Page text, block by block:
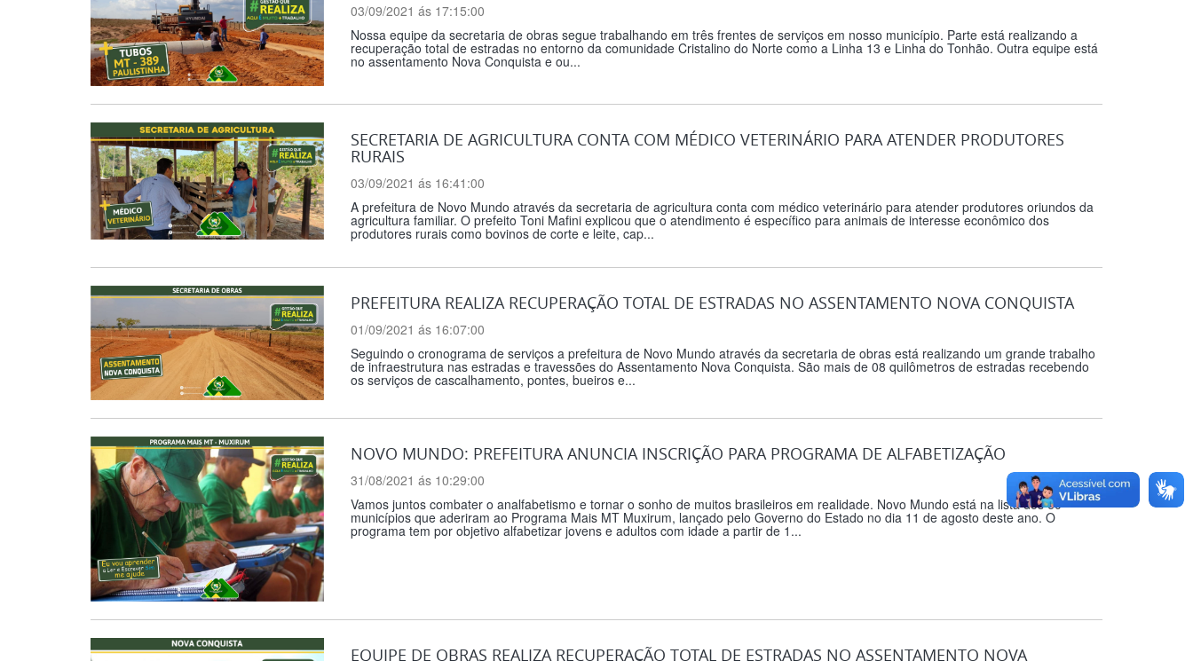
03/09/2021 ás 17:15:00
Nossa equipe da secretaria de obras segue trabalhando em três frentes de serviços em nosso município. Parte está realizando a
recuperação total de estradas no entorno da comunidade Cristalino do Norte como a Linha 13 e Linha do Tonhão. Outra equipe está
no assentamento Nova Conquista e ou...
SECRETARIA DE AGRICULTURA CONTA COM MÉDICO VETERINÁRIO PARA ATENDER PRODUTORES
RURAIS
03/09/2021 ás 16:41:00
A prefeitura de Novo Mundo através da secretaria de agricultura conta com médico veterinário para atender produtores oriundos da
agricultura familiar. O prefeito Toni Mafini explicou que o atendimento é específico para animais de interesse econômico dos
produtores rurais como bovinos de corte e leite, cap...
PREFEITURA REALIZA RECUPERAÇÃO TOTAL DE ESTRADAS NO ASSENTAMENTO NOVA CONQUISTA
01/09/2021 ás 16:07:00
Seguindo o cronograma de serviços a prefeitura de Novo Mundo através da secretaria de obras está realizando um grande trabalho
de infraestrutura nas estradas e travessões do Assentamento Nova Conquista. São mais de 08 quilômetros de estradas recebendo
os serviços de cascalhamento, pontes, bueiros e...
NOVO MUNDO: PREFEITURA ANUNCIA INSCRIÇÃO PARA PROGRAMA DE ALFABETIZAÇÃO
31/08/2021 ás 10:29:00
Vamos juntos combater o analfabetismo e tornar o sonho de muitos brasileiros em realidade. Novo Mundo está na lista dos 60
municípios que aderiram ao Programa Mais MT Muxirum, lançado pelo Governo do Estado no dia 11 de agosto deste ano. O
programa tem por objetivo alfabetizar jovens e adultos com idade a partir de 1...
EQUIPE DE OBRAS REALIZA RECUPERAÇÃO TOTAL DE ESTRADAS NO ASSENTAMENTO NOVA